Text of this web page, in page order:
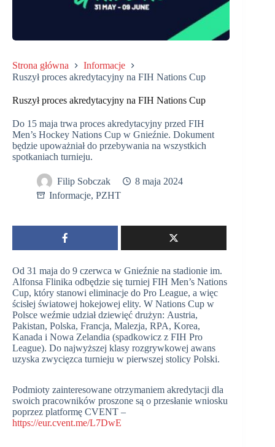
Strona główna
Informacje
Ruszył proces akredytacyjny na FIH Nations Cup
Ruszył proces akredytacyjny na FIH Nations Cup
Do 15 maja trwa proces akredytacyjny przed FIH
Men’s Hockey Nations Cup w Gnieźnie. Dokument
będzie upoważniał do przebywania na wszystkich
spotkaniach turnieju.
Filip Sobczak
8 maja 2024
Informacje, PZHT
Od 31 maja do 9 czerwca w Gnieźnie na stadionie im.
Alfonsa Flinika odbędzie się turniej FIH Men’s Nations
Cup, który stanowi eliminacje do Pro League, a więc
ścisłej światowej hokejowej elity. W Nations Cup w
Polsce weźmie udział dziewięć drużyn: Austria,
Pakistan, Polska, Francja, Malezja, RPA, Korea,
Kanada i Nowa Zelandia (spadkowicz z FIH Pro
League). Do najwyższej klasy rozgrywkowej awans
uzyska zwycięzca turnieju w pierwszej stolicy Polski.
Podmioty zainteresowane otrzymaniem akredytacji dla
swoich pracowników proszone są o przesłanie wniosku
poprzez platformę CVENT –
https://eur.cvent.me/L7DwE